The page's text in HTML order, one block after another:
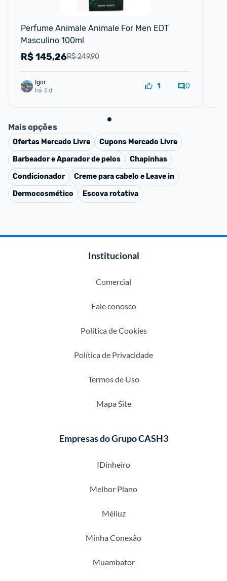
Perfume Animale Animale For Men EDT
Masculino 100ml
R$ 249,90
R$145,26
Igor
há 3 d
1 0
Mais opções
Ofertas Mercado Livre Cupons Mercado Livre
Barbeador e Aparador de pelos
Chapinhas
Condicionador
Creme para cabelo e Leave in
Dermocosmético
Escova rotativa
Institucional
Comercial
Fale conosco
Política de Cookies
Política de Privacidade
Termos de Uso
Mapa Site
Empresas do Grupo CASH3
IDinheiro
Melhor Plano
Méliuz
Minha Conexão
Muambator